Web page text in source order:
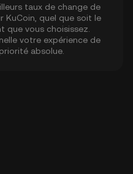
taux de change de
KuCoin, quel que soit le
que vous choisissez.
votre expérience de
absolue.